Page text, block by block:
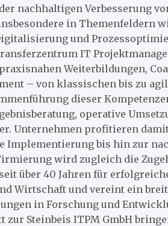
nachhaltigen Verbesserung
in Themenfeldern
und
IT
Weiterbildungen,
– von klassischen bis zu
dieser
operative
Unternehmen profitieren
Implementierung bis hin zur
wird zugleich die
über 40 Jahren für
Wirtschaft und vereint ein
in Forschung und
zur Steinbeis ITPM GmbH